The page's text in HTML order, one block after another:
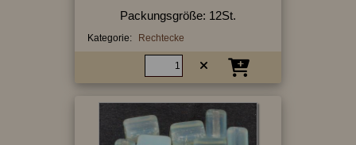
Packungsgröße: 12St.
Kategorie: Rechtecke